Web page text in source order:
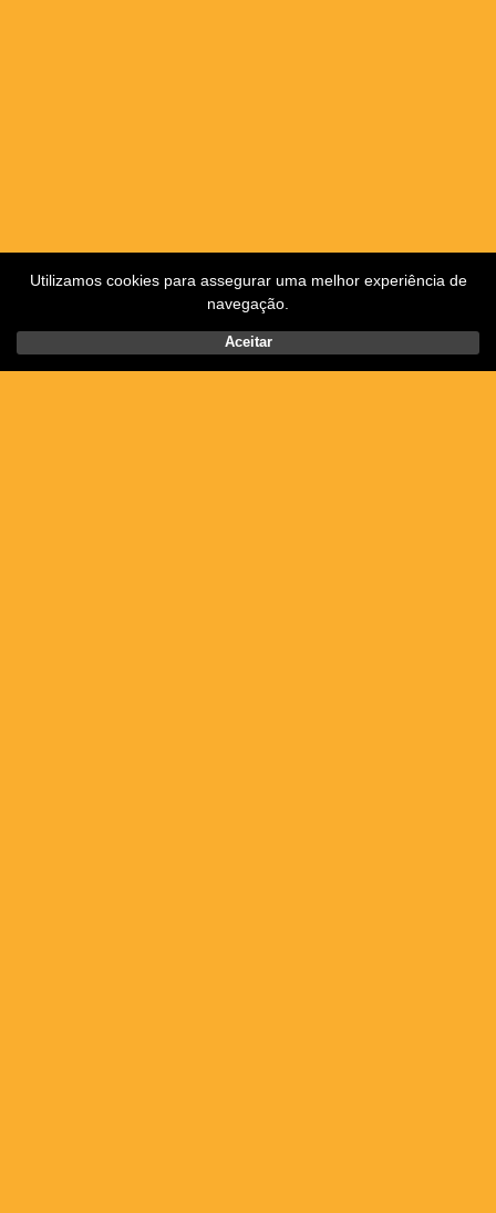
Utilizamos cookies para assegurar uma melhor experiência de
navegação.
Aceitar